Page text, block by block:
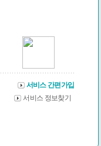
서비스 간편가입
서비스 정보찾기